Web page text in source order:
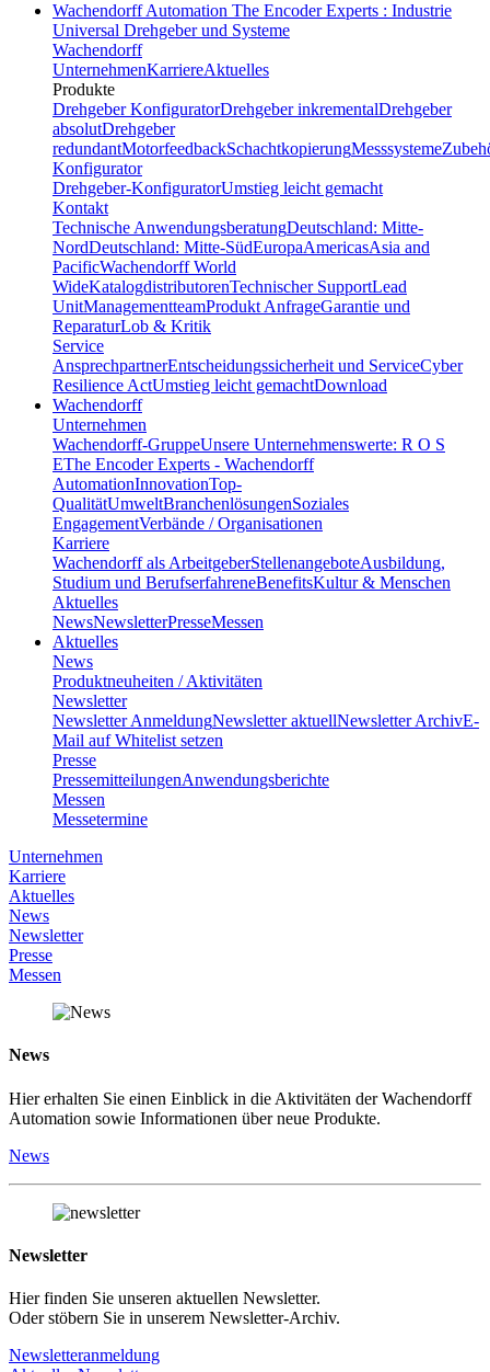
Wachendorff Automation The Encoder Experts : Industrie
Universal Drehgeber und Systeme
Wachendorff
UnternehmenKarriereAktuelles
Produkte
Drehgeber KonfiguratorDrehgeber inkrementalDrehgeber
absolutDrehgeber
redundantMotorfeedbackSchachtkopierungMesssysteme
Konfigurator
Drehgeber-KonfiguratorUmstieg leicht gemacht
Kontakt
Technische AnwendungsberatungDeutschland: Mitte-
NordDeutschland: Mitte-SüdEuropaAmericasAsia and
PacificWachendorff World
WideKatalogdistributorenTechnischer SupportLead
UnitManagementteamProdukt AnfrageGarantie und
ReparaturLob & Kritik
Service
AnsprechpartnerEntscheidungssicherheit und ServiceCyber
Resilience ActUmstieg leicht gemachtDownload
Wachendorff
Unternehmen
Wachendorff-GruppeUnsere Unternehmenswerte: R O S
EThe Encoder Experts - Wachendorff
AutomationInnovationTop-
QualitätUmweltBranchenlösungenSoziales
EngagementVerbände / Organisationen
Karriere
Wachendorff als ArbeitgeberStellenangeboteAusbildung,
Studium und BerufserfahreneBenefitsKultur & Menschen
Aktuelles
NewsNewsletterPresseMessen
Aktuelles
News
Produktneuheiten / Aktivitäten
Newsletter
Newsletter AnmeldungNewsletter aktuellNewsletter ArchivE-
Mail auf Whitelist setzen
Presse
PressemitteilungenAnwendungsberichte
Messen
Messetermine
Unternehmen
Karriere
Aktuelles
News
Newsletter
Presse
Messen
News
Hier erhalten Sie einen Einblick in die Aktivitäten der Wachendorff
Automation sowie Informationen über neue Produkte.
News
Newsletter
Hier finden Sie unseren aktuellen Newsletter.
Oder stöbern Sie in unserem Newsletter-Archiv.
Newsletteranmeldung